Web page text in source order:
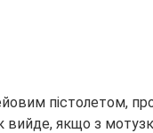
пістолетом,
якщо з